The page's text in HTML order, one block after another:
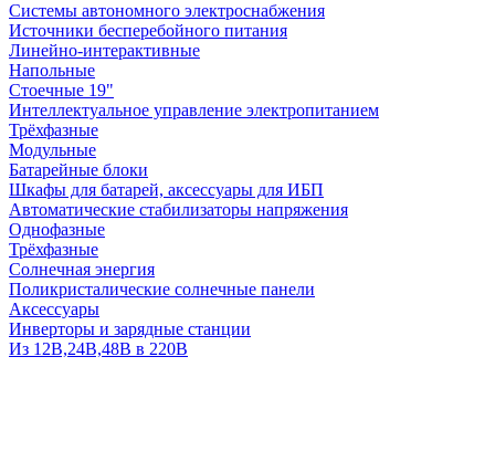
Системы автономного электроснабжения
Источники бесперебойного питания
Линейно-интерактивные
Напольные
Стоечные 19"
Интеллектуальное управление электропитанием
Трёхфазные
Модульные
Батарейные блоки
Шкафы для батарей, аксессуары для ИБП
Автоматические стабилизаторы напряжения
Однофазные
Трёхфазные
Солнечная энергия
Поликристалические солнечные панели
Аксессуары
Инверторы и зарядные станции
Из 12В,24В,48В в 220В